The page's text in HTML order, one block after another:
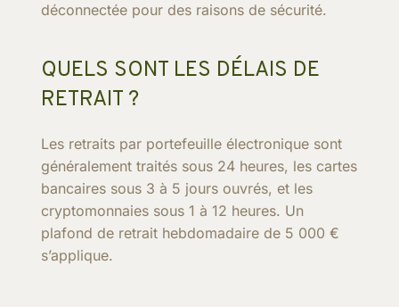
déconnectée pour des raisons de sécurité.
QUELS SONT LES DÉLAIS DE
RETRAIT ?
Les retraits par portefeuille électronique sont
généralement traités sous 24 heures, les cartes
bancaires sous 3 à 5 jours ouvrés, et les
cryptomonnaies sous 1 à 12 heures. Un
plafond de retrait hebdomadaire de 5 000 €
s’applique.